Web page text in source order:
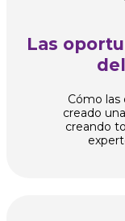
Las
Cómo las
creado
creando